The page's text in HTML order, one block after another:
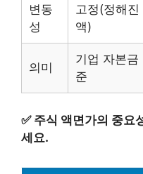
변동
성
고정(정해진
액)
의미
기업 자본금
준
✅ 주식 액면가의 중요
세요.